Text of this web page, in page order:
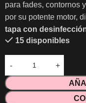
para fades, contornos
por su potente motor,
tapa con
15 disponibles